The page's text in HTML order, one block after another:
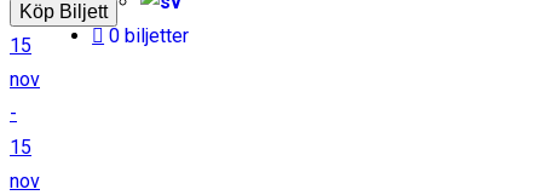
0 biljetter
Köp Biljett
15
nov
-
15
nov